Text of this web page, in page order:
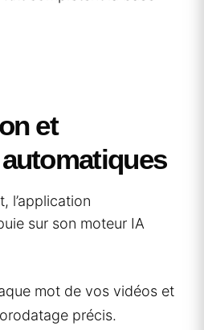
et
l’application
sur son moteur IA
mot de vos vidéos et
précis.